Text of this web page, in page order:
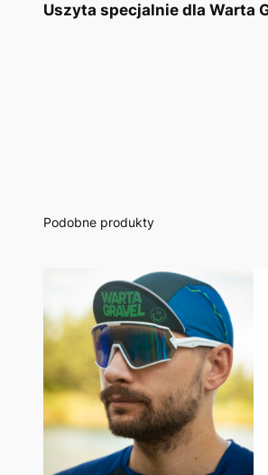
Uszyta specjalnie dla Warta
Podobne produkty